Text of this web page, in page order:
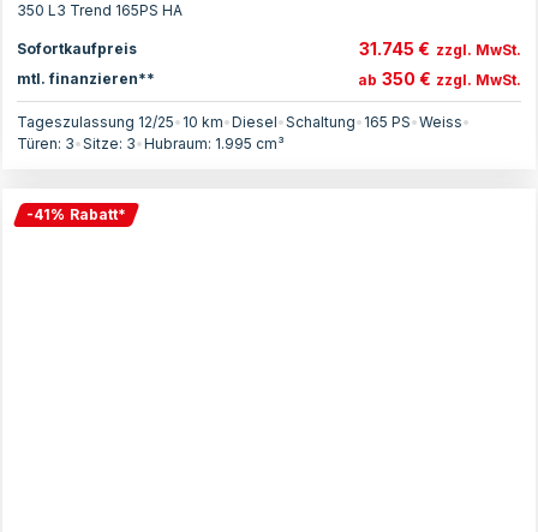
350 L3 Trend 165PS HA
Sofortkaufpreis 31.745 € zzgl. MwSt.
mtl. finanzieren**
ab 350 € zzgl. MwSt.
Tageszulassung 12/25• 10 km•Diesel•Schaltung• 165 PS•Weiss•
Türen: 3•Sitze: 3•Hubraum: 1.995 cm³
-41% Rabatt*